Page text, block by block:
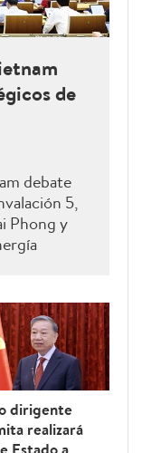
de
debate
5,
Phong y
dirigente
realizará